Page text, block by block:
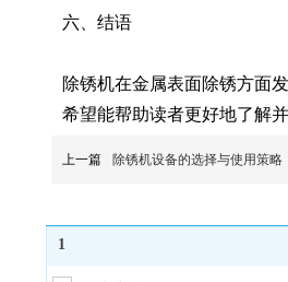
六、结语
除锈机在金属表面除锈方面
希望能帮助读者更好地了解
上一篇 除锈机设备的选择与使用策略
1